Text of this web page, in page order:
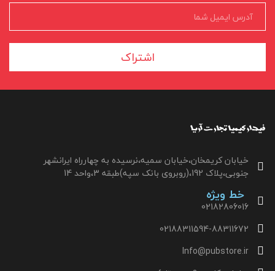
اشتراک
خیابان کریمخان،خیابان سمیه،نرسیده به چهارراه ایرانشهر
جنوبی،پلاک 192،(روبروی بانک سپه)طبقه 3،واحد 14
خط ویژه
02182806016
02188311594-88311672
Info@pubstore.ir